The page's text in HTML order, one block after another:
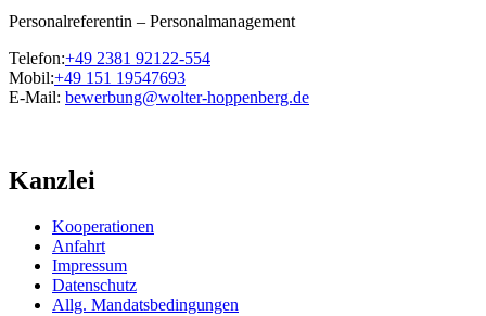
Personalreferentin – Personalmanagement
Telefon:+49 2381 92122-554
Mobil:+49 151 19547693
E-Mail: bewerbung@wolter-hoppenberg.de
Kanzlei
Kooperationen
Anfahrt
Impressum
Datenschutz
Allg. Mandatsbedingungen